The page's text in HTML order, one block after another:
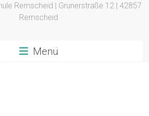
Remscheid | Grunerstraße 12 | 42857
Remscheid
Menü